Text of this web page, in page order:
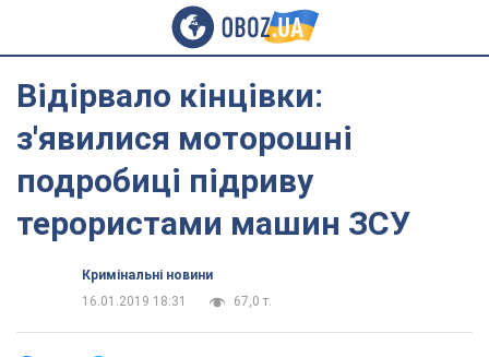
Відірвало кінцівки:
з'явилися моторошні
подробиці підриву
терористами машин ЗСУ
Кримінальні новини
16.01.2019 18:31
67,0 т.